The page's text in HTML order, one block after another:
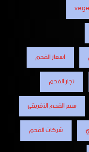
اسعار الفحم
تجار الفحم
سعر الفحم الأفريقي
شركات الفحم